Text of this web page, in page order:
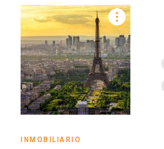
INMOBILIARIO